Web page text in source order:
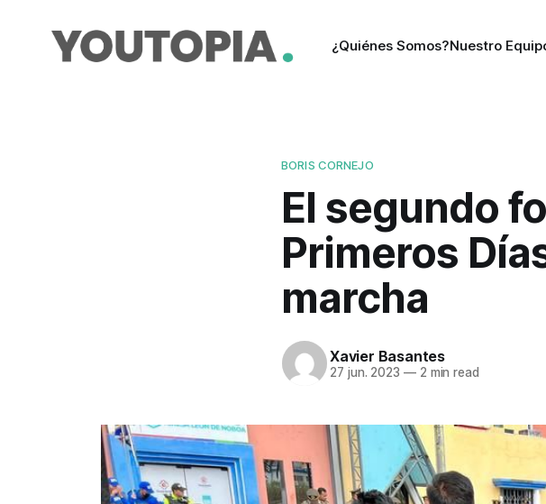
¿Quiénes Somos?Nuestro
BORIS CORNEJO
El segundo
Primeros
marcha
Xavier Basantes
27 jun. 2023 —2 min read